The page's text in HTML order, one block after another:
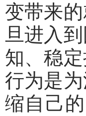
变带来
旦进入
知、稳
行为是
缩自己